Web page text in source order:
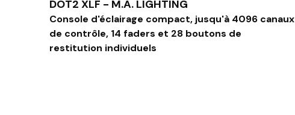
DOT2 XLF - M.A. LIGHTING
Console d'éclairage compact, jusqu'à 4096 canaux
de contrôle, 14 faders et 28 boutons de
restitution individuels